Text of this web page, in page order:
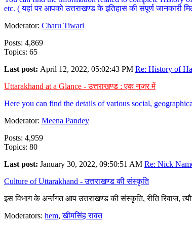
etc. ( यहां पर आपको उत्तराखण्ड के इतिहास की संपूर्ण जानकारी
Moderator: Charu Tiwari
Posts: 4,869
Topics: 65
Last post: April 12, 2022, 05:02:43 PM Re: History of
Uttarakhand at a Glance - उत्तराखण्ड : एक नजर में
Here you can find the details of various social,
Moderator: Meena Pandey
Posts: 4,959
Topics: 80
Last post: January 30, 2022, 09:50:51 AM Re: Nick
Culture of Uttarakhand - उत्तराखण्ड की संस्कृति
इस विभाग के अर्न्तगत आप उत्तराखण्ड की संस्कृति, रीति रिवाज,
Moderators: hem,खीमसिंह रावत